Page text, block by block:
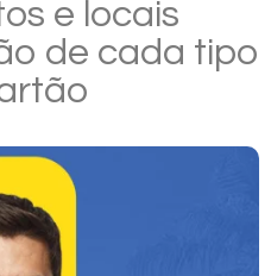
e locais
de cada tipo